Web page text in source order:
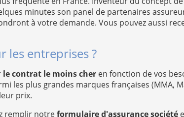
minutes son panel de partenaires
à votre demande. Vous pouvez aussi
les entreprises ?
le contrat le moins cher en fonction de vos
les plus grandes marques françaises (MMA,
prix.
remplir notreformulaire d'assurance société